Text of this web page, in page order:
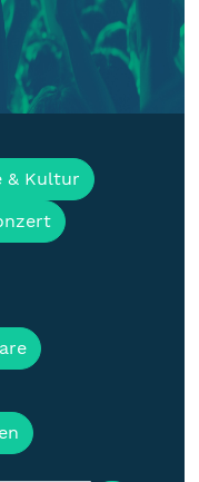
&
& Kultur